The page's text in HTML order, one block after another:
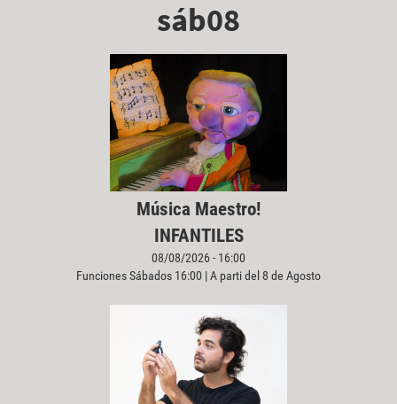
sáb08
Música Maestro!
INFANTILES
08/08/2026 - 16:00
Funciones Sábados 16:00 | A parti del 8 de Agosto